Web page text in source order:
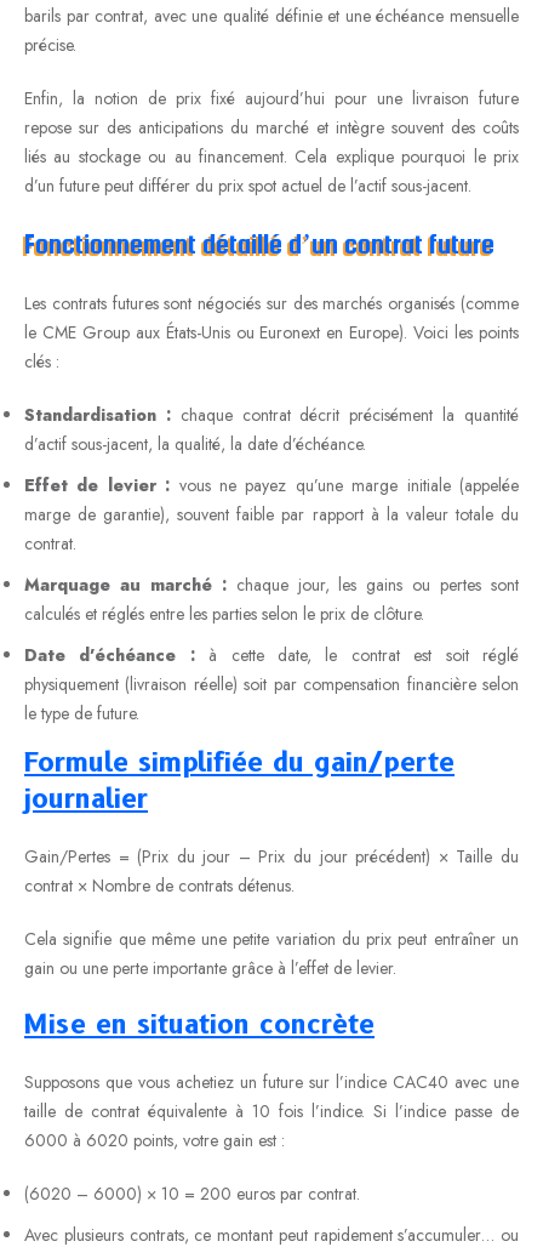
barils par contrat, avec une qualité définie et une échéance mensuelle
précise.
Enfin, la notion de prix fixé aujourd’hui pour une livraison future
repose sur des anticipations du marché et intègre souvent des coûts
liés au stockage ou au financement. Cela explique pourquoi le prix
d’un future peut différer du prix spot actuel de l’actif sous-jacent.
Fonctionnement détaillé d’un contrat future
Les contrats futures sont négociés sur des marchés organisés (comme
le CME Group aux États-Unis ou Euronext en Europe). Voici les points
clés :
Standardisation :chaque contrat décrit précisément la quantité
d’actif sous-jacent, la qualité, la date d’échéance.
Effet de levier : vous ne payez qu’une marge initiale (appelée
marge de garantie), souvent faible par rapport à la valeur totale du
contrat.
Marquage au marché :chaque jour, les gains ou pertes sont
calculés et réglés entre les parties selon le prix de clôture.
Date d’échéance :à cette date, le contrat est soit réglé
physiquement (livraison réelle) soit par compensation financière selon
le type de future.
Formule simplifiée du gain/perte
journalier
Gain/Pertes = (Prix du jour – Prix du jour précédent) × Taille du
contrat × Nombre de contrats détenus.
Cela signifie que même une petite variation du prix peut entraîner un
gain ou une perte importante grâce à l’effet de levier.
Mise en situation concrète
Supposons que vous achetiez un future sur l’indice CAC40 avec une
taille de contrat équivalente à 10 fois l’indice. Si l’indice passe de
6000 à 6020 points, votre gain est :
(6020 – 6000) × 10 = 200 euros par contrat.
Avec plusieurs contrats, ce montant peut rapidement s’accumuler… ou